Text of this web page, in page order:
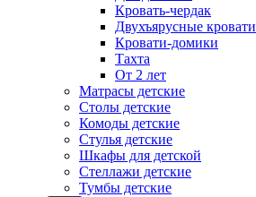
Кровать-чердак
Двухъярусные кровати
Кровати-домики
Тахта
От 2 лет
Матрасы детские
Столы детские
Комоды детские
Стулья детские
Шкафы для детской
Стеллажи детские
Тумбы детские